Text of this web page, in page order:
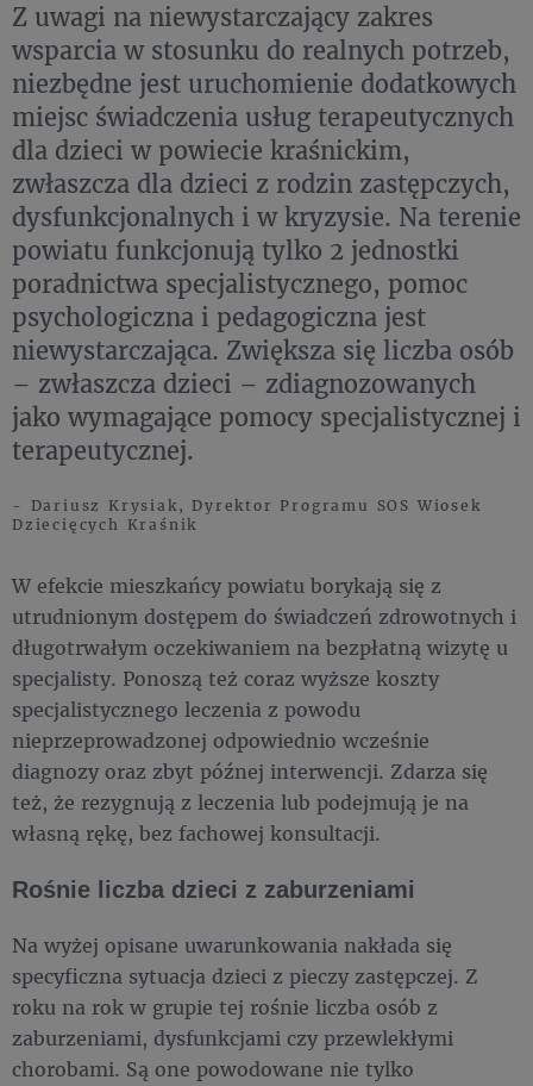
Z uwagi na niewystarczający zakres
wsparcia w stosunku do realnych potrzeb,
niezbędne jest uruchomienie dodatkowych
miejsc świadczenia usług terapeutycznych
dla dzieci w powiecie kraśnickim,
zwłaszcza dla dzieci z rodzin zastępczych,
dysfunkcjonalnych i w kryzysie. Na terenie
powiatu funkcjonują tylko 2 jednostki
poradnictwa specjalistycznego, pomoc
psychologiczna i pedagogiczna jest
niewystarczająca. Zwiększa się liczba osób
– zwłaszcza dzieci – zdiagnozowanych
jako wymagające pomocy specjalistycznej i
terapeutycznej.
- Dariusz Krysiak, Dyrektor Programu SOS Wiosek
Dziecięcych Kraśnik
W efekcie mieszkańcy powiatu borykają się z
utrudnionym dostępem do świadczeń zdrowotnych i
długotrwałym oczekiwaniem na bezpłatną wizytę u
specjalisty. Ponoszą też coraz wyższe koszty
specjalistycznego leczenia z powodu
nieprzeprowadzonej odpowiednio wcześnie
diagnozy oraz zbyt późnej interwencji. Zdarza się
też, że rezygnują z leczenia lub podejmują je na
własną rękę, bez fachowej konsultacji.
Rośnie liczba dzieci z zaburzeniami
Na wyżej opisane uwarunkowania nakłada się
specyficzna sytuacja dzieci z pieczy zastępczej. Z
roku na rok w grupie tej rośnie liczba osób z
zaburzeniami, dysfunkcjami czy przewlekłymi
chorobami. Są one powodowane nie tylko